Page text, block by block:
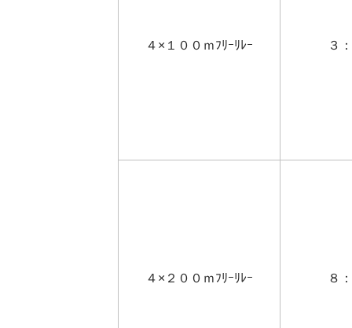
４×１００ｍﾌﾘｰﾘﾚｰ ３
４×２００ｍﾌﾘｰﾘﾚｰ ８